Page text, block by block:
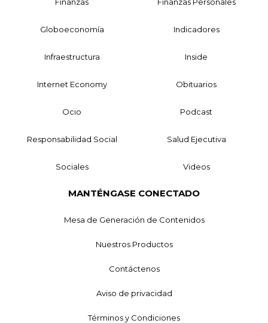
Globoeconomía Indicadores
Infraestructura Inside
Internet Economy Obituarios
Ocio Podcast
Responsabilidad Social Salud Ejecutiva
Sociales Videos
MANTÉNGASE CONECTADO
Mesa de Generación de Contenidos
Nuestros Productos
Contáctenos
Aviso de privacidad
Términos y Condiciones